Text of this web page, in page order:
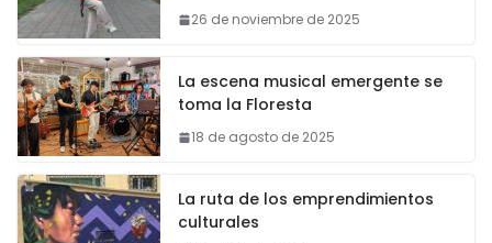
26 de noviembre de 2025
La escena musical emergente se
toma la Floresta
18 de agosto de 2025
La ruta de los emprendimientos
culturales